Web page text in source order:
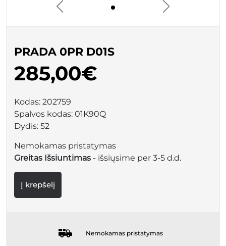
PRADA 0PR D01S
285,00€
Kodas: 202759
Spalvos kodas: 01K90Q
Dydis: 52
Nemokamas pristatymas
Greitas Išsiuntimas - išsiųsime per 3-5 d.d.
Į krepšelį
Nemokamas pristatymas